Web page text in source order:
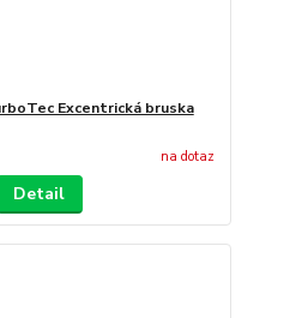
Excentrická bruska
na dotaz
Detail